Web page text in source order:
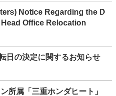
Notice Regarding the D
Office Relocation
日の決定に関するお知らせ
所属「三重ホンダヒート」